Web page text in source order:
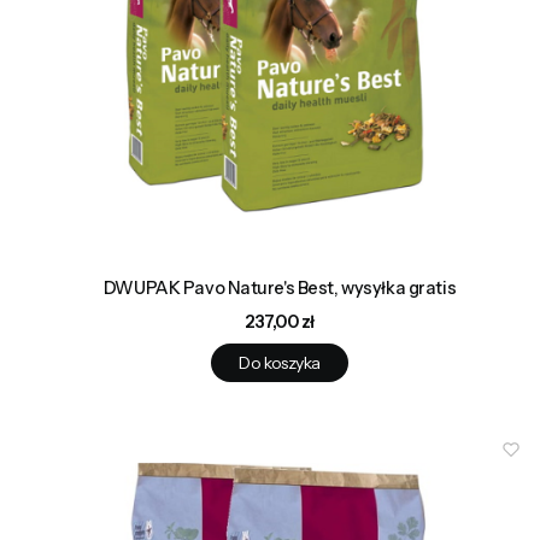
DWUPAK Pavo Nature's Best, wysyłka gratis
Cena
237,00 zł
Do koszyka